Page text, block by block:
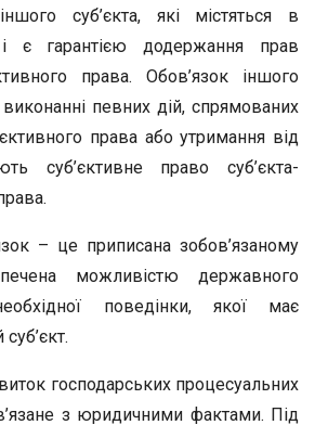
суб’єкта, які містяться в
є гарантією додержання прав
права. Обов’язок іншого
виконанні певних дій, спрямованих
права або утримання від
суб’єктивне право суб’єкта-
– це приписана зобов’язаному
можливістю державного
поведінки, якої має
господарських процесуальних
з юридичними фактами. Під